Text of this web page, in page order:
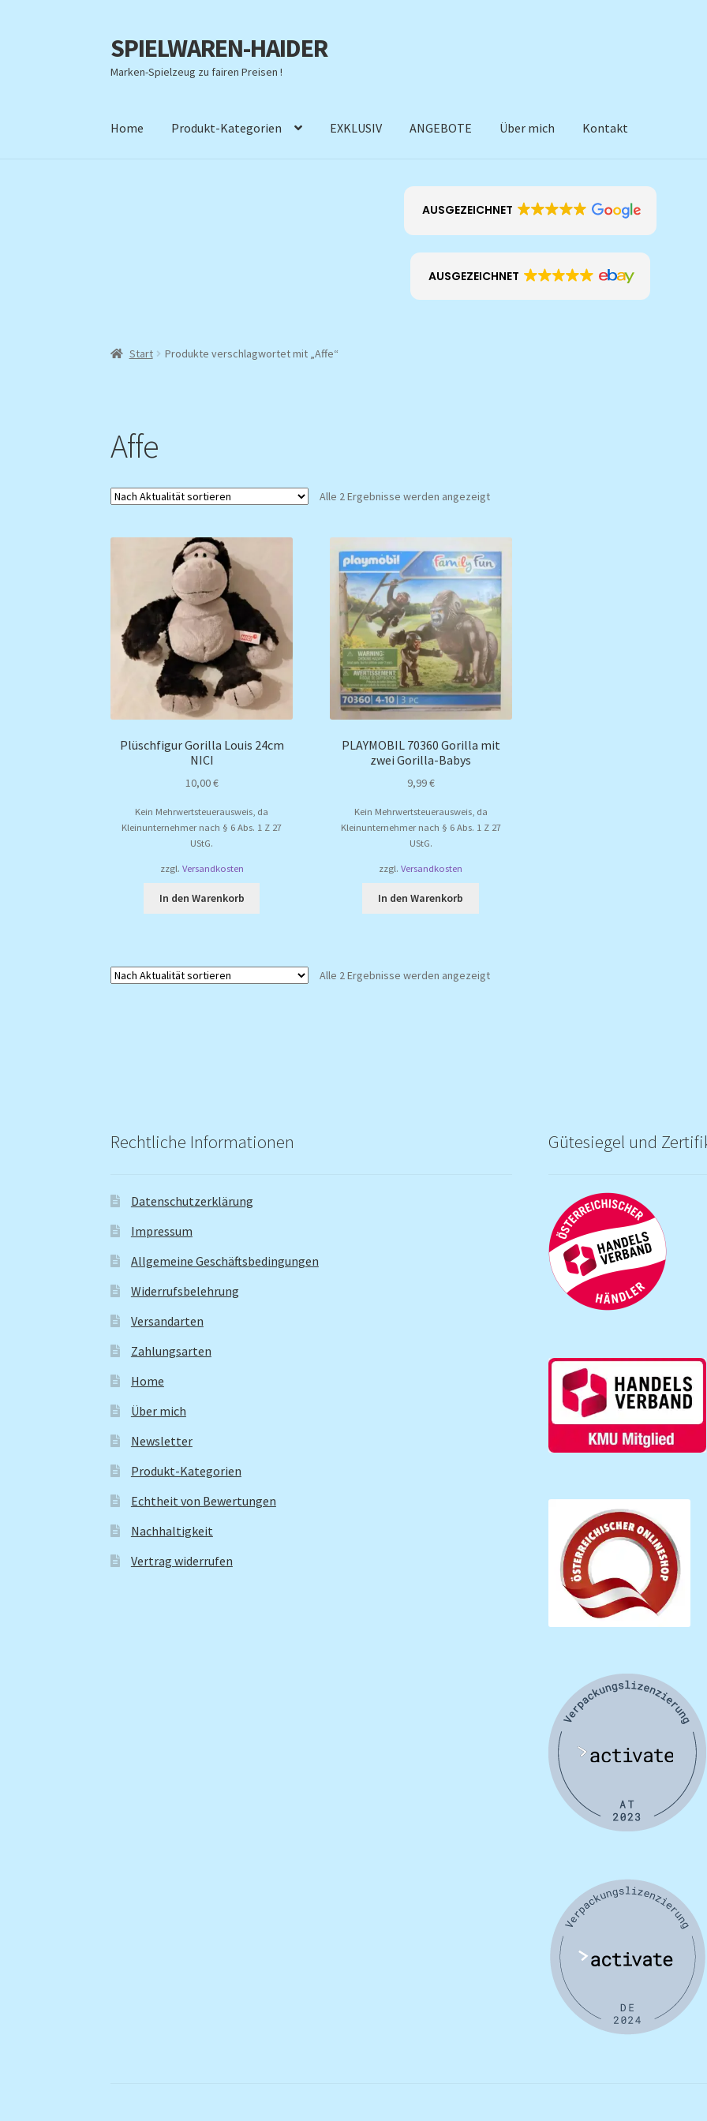
Zur
Navigation
springen
Zum
Inhalt
springen
SPIELWAREN-HAIDER
Marken-Spielzeug zu fairen Preisen !
Home Produkt-Kategorien EXKLUSIV ANGEBOTE Über mich Kontakt
AUSGEZEICHNET
AUSGEZEICHNET
Start Produkte verschlagwortet mit „Affe“
Affe
Alle 2 Ergebnisse werden angezeigtNach
Plüschfigur Gorilla Louis 24cm
NICI
10,00€
Kein Mehrwertsteuerausweis, da
Kleinunternehmer nach § 6 Abs. 1 Z 27
UStG.
zzgl. Versandkosten
In den Warenkorb
PLAYMOBIL 70360 Gorilla mit
zwei Gorilla-Babys
9,99€
Kein Mehrwertsteuerausweis, da
Kleinunternehmer nach § 6 Abs. 1 Z 27
UStG.
zzgl.Versandkosten
In den Warenkorb
Alle 2 Ergebnisse werden angezeigtNach
Rechtliche Informationen
Datenschutzerklärung
Impressum
Allgemeine Geschäftsbedingungen
Widerrufsbelehrung
Versandarten
Zahlungsarten
Home
Über mich
Newsletter
Produkt-Kategorien
Echtheit von Bewertungen
Nachhaltigkeit
Vertrag widerrufen
Gütesiegel und